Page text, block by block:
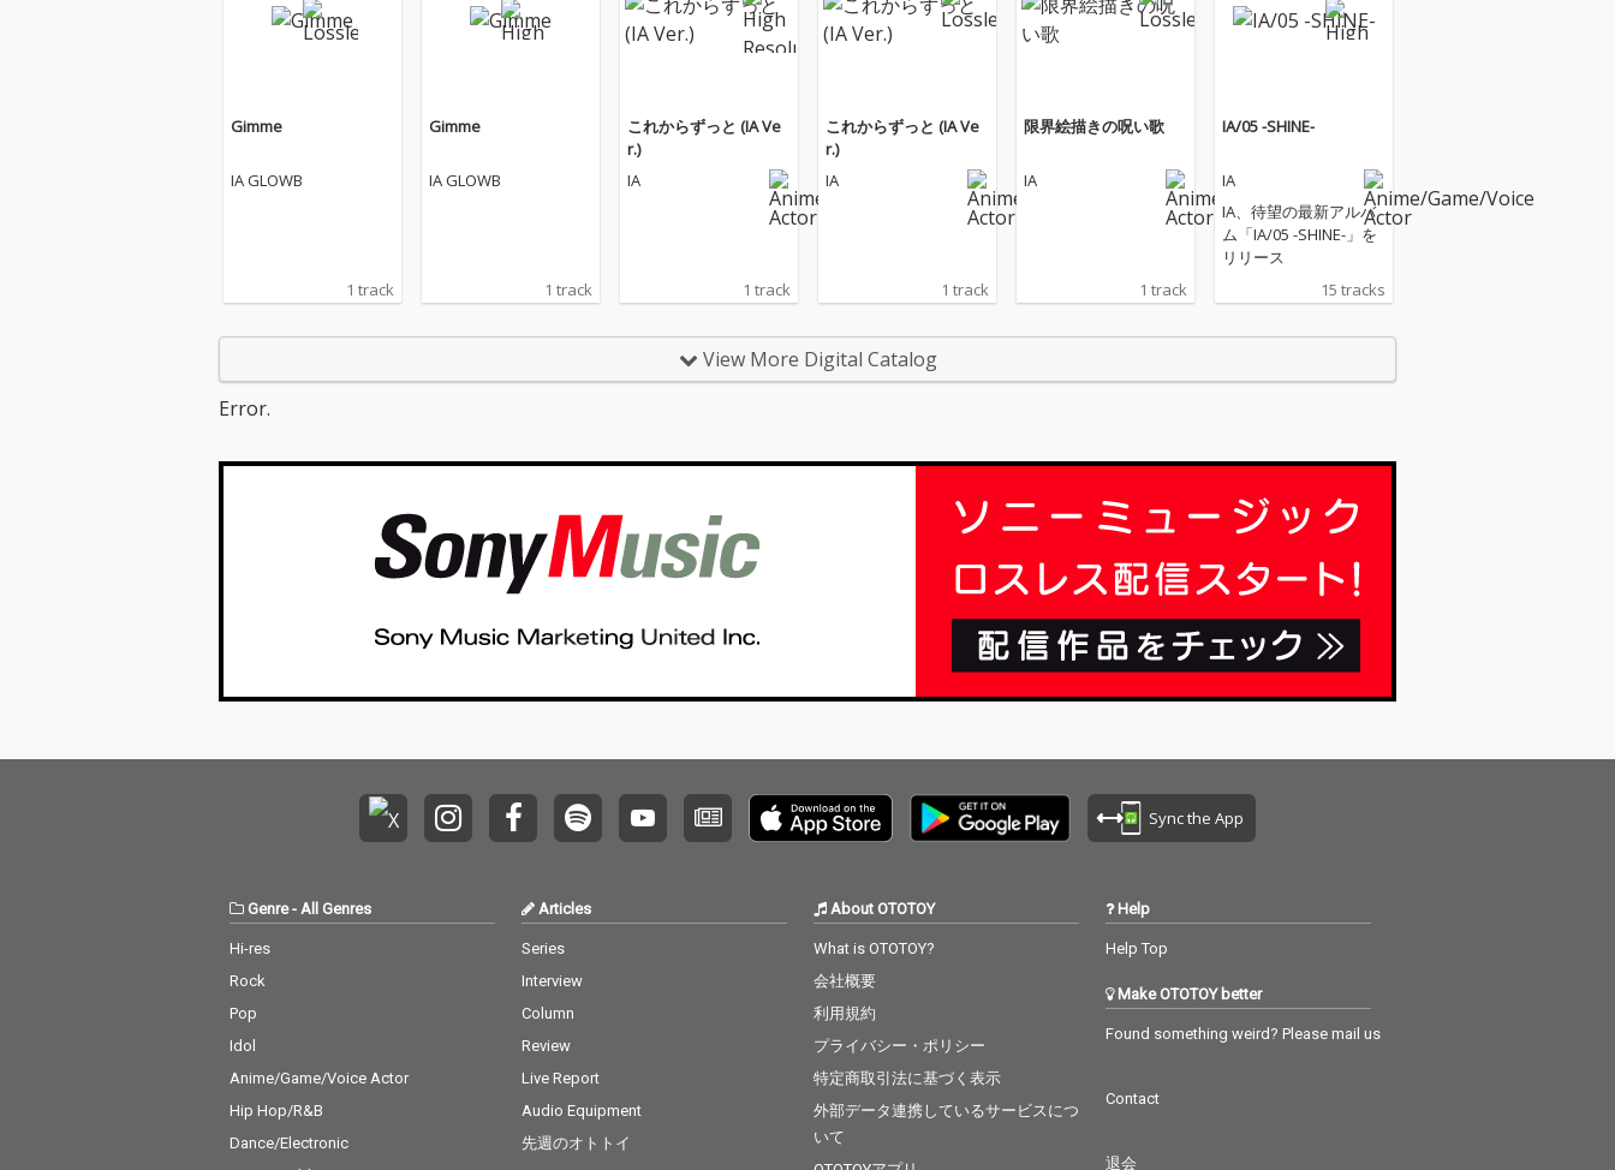
Gimme
IA GLOWB
1 track
Gimme
IA GLOWB
1 track
これからずっと (IA Ve
r.)
IA
1 track
これからずっと (IA Ve
r.)
IA
1 track
限界絵描きの呪い歌
IA
1 track
IA/05 -SHINE-
IA
IA、待望の最新アルバ
ム「IA/05 -SHINE-」を
リリース
15 tracks
View More Digital Catalog
Error.
Sync the App
Genre- All Genres
Hi-res
Rock
Pop
Idol
Anime/Game/Voice Actor
Hip Hop/R&B
Dance/Electronic
Articles
Series
Interview
Column
Review
Live Report
Audio Equipment
先週のオトトイ
About OTOTOY
What is OTOTOY?
会社概要
利用規約
プライバシー・ポリシー
特定商取引法に基づく表示
外部データ連携しているサービスにつ
いて
Help
Help Top
Make OTOTOY better
Found something weird? Please mail us
Contact
退会